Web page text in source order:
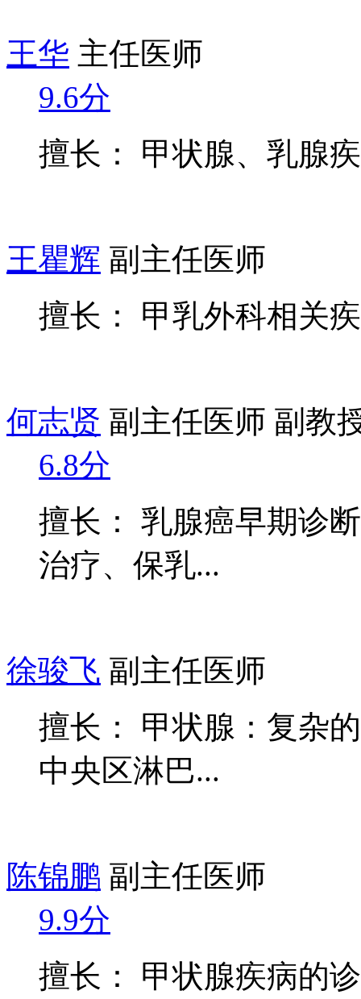
王华 主任医师
9.6分
擅长： 甲状腺、乳腺
王瞿辉 副主任医师
擅长： 甲乳外科相关
何志贤 副主任医师 副教
6.8分
擅长： 乳腺癌早期诊
治疗、保乳...
徐骏飞 副主任医师
擅长： 甲状腺：复杂
中央区淋巴...
陈锦鹏 副主任医师
9.9分
擅长： 甲状腺疾病的